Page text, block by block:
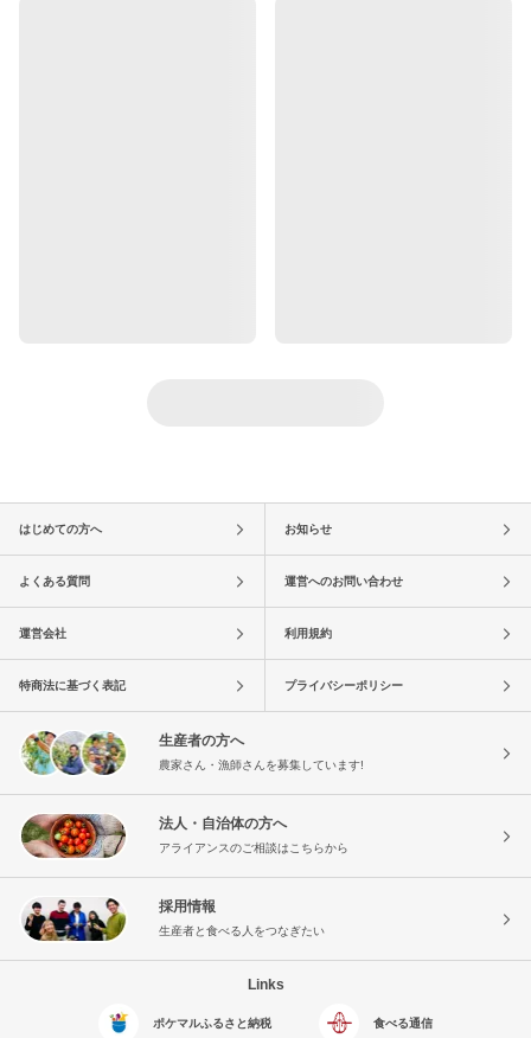
はじめての方へ お知らせ
よくある質問 運営へのお問い合わせ
運営会社 利用規約
特商法に基づく表記 プライバシーポリシー
生産者の方へ
農家さん・漁師さんを募集しています!
法人・自治体の方へ
アライアンスのご相談はこちらから
採用情報
生産者と食べる人をつなぎたい
Links
ポケマルふるさと納税 食べる通信